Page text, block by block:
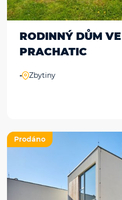
RODINNÝ DŮM
PRACHATIC
- Zbytiny
Prodáno